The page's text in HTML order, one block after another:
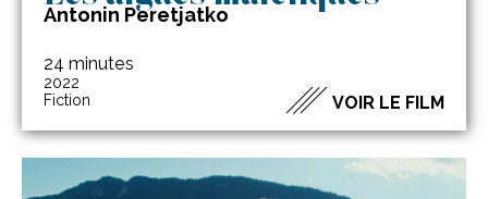
Antonin Peretjatko
24 minutes
2022
Fiction
VOIR LE FILM